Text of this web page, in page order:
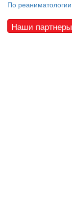
По реаниматологии
Наши партнеры